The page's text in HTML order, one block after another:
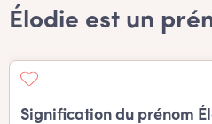
Élodie est un
Signification du prénom